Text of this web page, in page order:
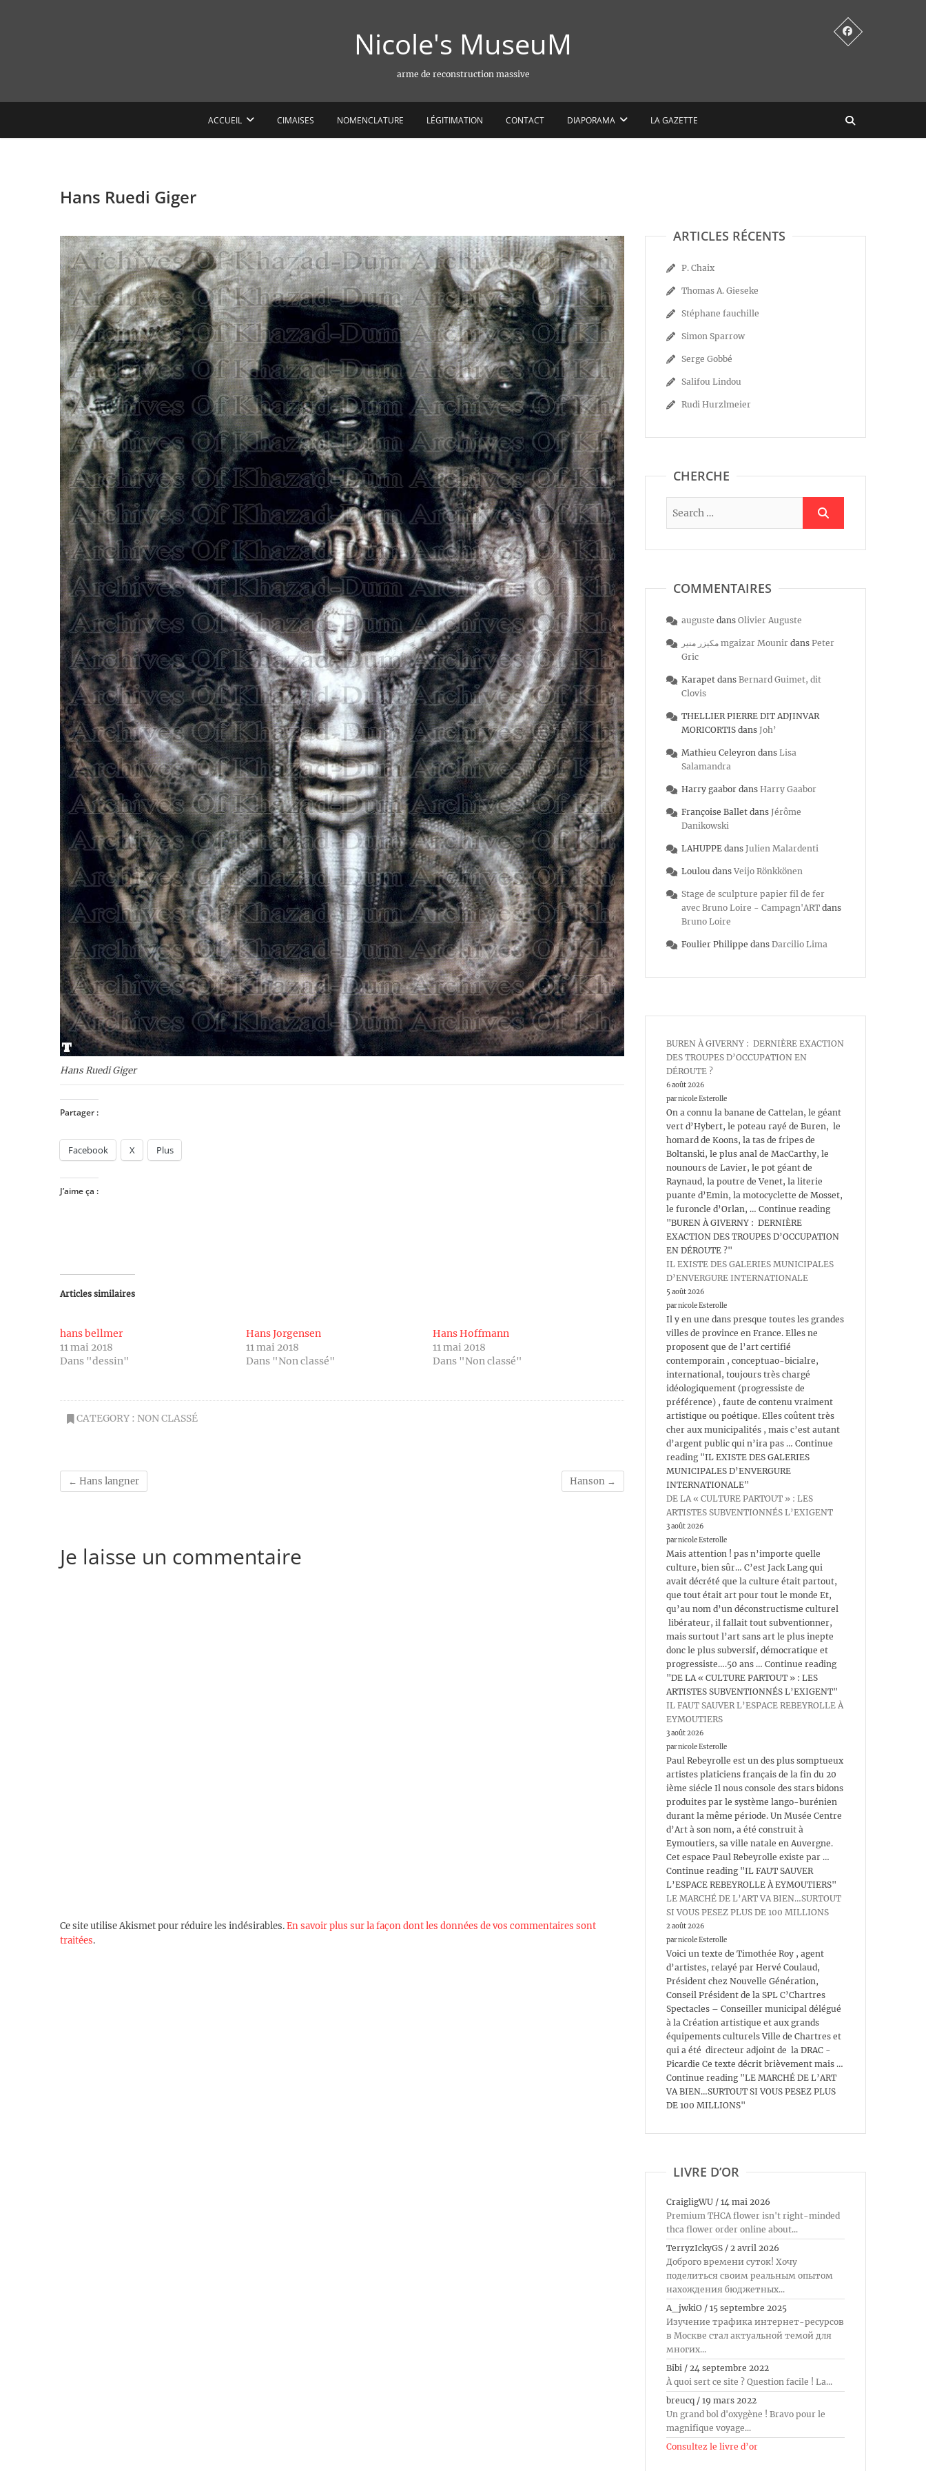
Nicole's MuseuM
arme de reconstruction massive
ACCUEIL CIMAISES NOMENCLATURE LÉGITIMATION CONTACT DIAPORAMA LA GAZETTE
Hans Ruedi Giger
Hans Ruedi Giger
Partager :
Facebook X Plus
J’aime ça :
Articles similaires
hans bellmer
11 mai 2018
Dans "dessin"
Hans Jorgensen
11 mai 2018
Dans "Non classé"
Hans Hoffmann
11 mai 2018
Dans "Non classé"
CATEGORY : NON CLASSÉ
← Hans langner Hanson →
Je laisse un commentaire
Ce site utilise Akismet pour réduire les indésirables.En savoir plus sur la façon dont les données de vos commentaires sont
traitées.
ARTICLES RÉCENTS
P. Chaix
Thomas A. Gieseke
Stéphane fauchille
Simon Sparrow
Serge Gobbé
Salifou Lindou
Rudi Hurzlmeier
CHERCHE
COMMENTAIRES
auguste dans Olivier Auguste
مكيزر منير mgaizar Mounir dans Peter
Gric
Karapet dans Bernard Guimet, dit
Clovis
THELLIER PIERRE DIT ADJINVAR
MORICORTIS dans Joh’
Mathieu Celeyron dans Lisa
Salamandra
Harry gaabor dans Harry Gaabor
Françoise Ballet dans Jérôme
Danikowski
LAHUPPE dans Julien Malardenti
Loulou dans Veijo Rönkkönen
Stage de sculpture papier fil de fer
avec Bruno Loire - Campagn'ART dans
Bruno Loire
Foulier Philippe dans Darcilio Lima
BUREN À GIVERNY : DERNIÈRE EXACTION
DES TROUPES D’OCCUPATION EN
DÉROUTE ?
6 août 2026
par nicole Esterolle
On a connu la banane de Cattelan, le géant
vert d’Hybert, le poteau rayé de Buren, le
homard de Koons, la tas de fripes de
Boltanski, le plus anal de MacCarthy, le
nounours de Lavier, le pot géant de
Raynaud, la poutre de Venet, la literie
puante d’Emin, la motocyclette de Mosset,
le furoncle d’Orlan, … Continue reading
"BUREN À GIVERNY : DERNIÈRE
EXACTION DES TROUPES D’OCCUPATION
EN DÉROUTE ?"
IL EXISTE DES GALERIES MUNICIPALES
D’ENVERGURE INTERNATIONALE
5 août 2026
par nicole Esterolle
Il y en une dans presque toutes les grandes
villes de province en France. Elles ne
proposent que de l’art certifié
contemporain , conceptuao-bicialre,
international, toujours très chargé
idéologiquement (progressiste de
préférence) , faute de contenu vraiment
artistique ou poétique. Elles coûtent très
cher aux municipalités , mais c’est autant
d’argent public qui n’ira pas … Continue
reading "IL EXISTE DES GALERIES
MUNICIPALES D’ENVERGURE
INTERNATIONALE"
DE LA « CULTURE PARTOUT » : LES
ARTISTES SUBVENTIONNÉS L’EXIGENT
3 août 2026
par nicole Esterolle
Mais attention ! pas n’importe quelle
culture, bien sûr… C’est Jack Lang qui
avait décrété que la culture était partout,
que tout était art pour tout le monde Et,
qu’au nom d’un déconstructisme culturel
libérateur, il fallait tout subventionner,
mais surtout l’art sans art le plus inepte
donc le plus subversif, démocratique et
progressiste….50 ans … Continue reading
"DE LA « CULTURE PARTOUT » : LES
ARTISTES SUBVENTIONNÉS L’EXIGENT"
IL FAUT SAUVER L’ESPACE REBEYROLLE À
EYMOUTIERS
3 août 2026
par nicole Esterolle
Paul Rebeyrolle est un des plus somptueux
artistes platiciens français de la fin du 20
ième siécle Il nous console des stars bidons
produites par le système lango-burénien
durant la même période. Un Musée Centre
d’Art à son nom, a été construit à
Eymoutiers, sa ville natale en Auvergne.
Cet espace Paul Rebeyrolle existe par …
Continue reading "IL FAUT SAUVER
L’ESPACE REBEYROLLE À EYMOUTIERS"
LE MARCHÉ DE L’ART VA BIEN…SURTOUT
SI VOUS PESEZ PLUS DE 100 MILLIONS
2 août 2026
par nicole Esterolle
Voici un texte de Timothée Roy , agent
d’artistes, relayé par Hervé Coulaud,
Président chez Nouvelle Génération,
Conseil Président de la SPL C’Chartres
Spectacles – Conseiller municipal délégué
à la Création artistique et aux grands
équipements culturels Ville de Chartres et
qui a été directeur adjoint de la DRAC -
Picardie Ce texte décrit brièvement mais …
Continue reading "LE MARCHÉ DE L’ART
VA BIEN…SURTOUT SI VOUS PESEZ PLUS
DE 100 MILLIONS"
LIVRE D’OR
CraigligWU / 14 mai 2026
Premium THCA flower isn't right-minded
thca flower order online about...
TerryzIckyGS / 2 avril 2026
Доброго времени суток! Хочу
поделиться своим реальным опытом
нахождения бюджетных...
A_jwkiO / 15 septembre 2025
Изучение трафика интернет-ресурсов
в Москве стал актуальной темой для
многих...
Bibi / 24 septembre 2022
À quoi sert ce site ? Question facile ! La...
breucq / 19 mars 2022
Un grand bol d'oxygène ! Bravo pour le
magnifique voyage...
Consultez le livre d’or